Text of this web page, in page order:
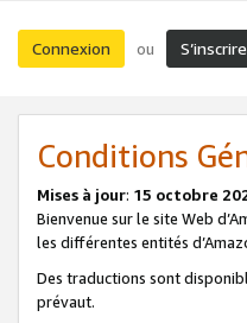
Connexion ou S’inscrire
Conditions
Mises à jour: 15 octobre
Bienvenue sur le site Web
les différentes entités
Des traductions sont
prévaut.